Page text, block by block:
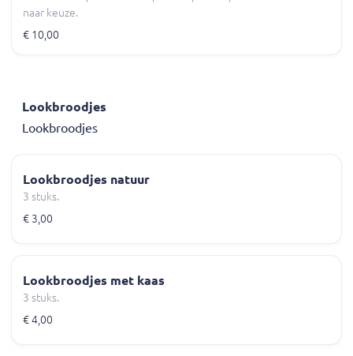
naar keuze.
€ 10,00
Lookbroodjes
Lookbroodjes
Lookbroodjes natuur
3 stuks.
€ 3,00
Lookbroodjes met kaas
3 stuks.
€ 4,00